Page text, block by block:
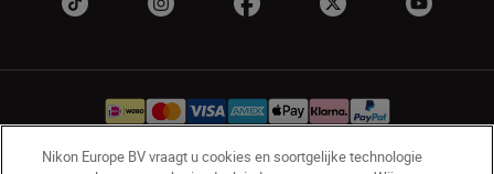
Nikon Europe BV vraagt u cookies en soortgelijke technologie